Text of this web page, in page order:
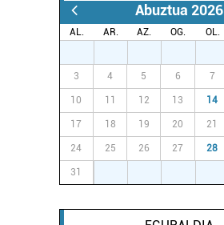
Abuztua 2026
AL. AR. AZ. OG. OL.
3 4 5 6 7
10 11 12 13 14
17 18 19 20 21
24 25 26 27 28
31